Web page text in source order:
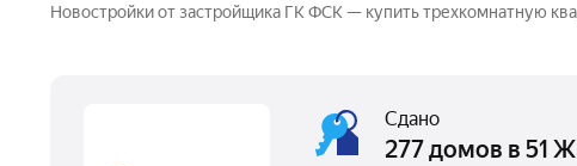
Новостройки от застройщика ГК ФСК — купить трехкомнатную
Сдано
277 домов в 51